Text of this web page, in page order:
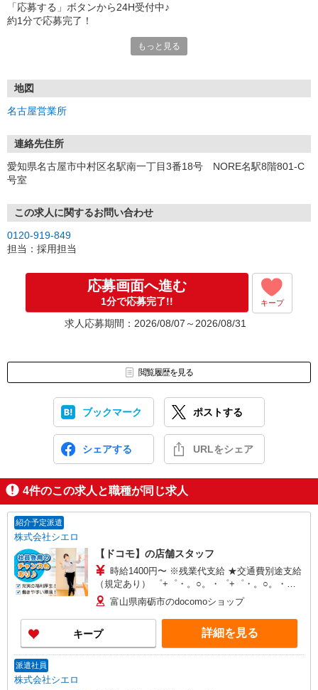
「応募する」ボタンから24H受付中♪
約1分で応募完了！
①応募から3営業日を目安に、メールorお電話でご連絡します。
★スマホでWEB面接（LINEなど）・出張面接・事務所面接と選べま
す
③面接実施（履歴書不要）
④勤務開始（スタート日は応相談）
お気軽にご応募ください♪
もっと見る
地図
名古屋営業所
連絡先住所
愛知県名古屋市中村区名駅南一丁目3番18号 NORE名駅8階801-C
号室
この求人に関するお問い合わせ
0120-919-849
担当：採用担当
応募画面へ進む
1分で応募完了!! キープ
求人応募期間：2026/08/07～2026/08/31
閲覧履歴を見る
ブックマーク ポストする
シェアする URLをシェア
4件のこの求人と職種が同じ求人
紹介予定派遣
株式会社シエロ
【ドコモ】の店舗スタッフ
時給1400円〜 ※残業代支給 ★交通費別途支給
（規定あり） ゜+゜・。○。・゜+゜・。○。・゜
+゜ 入社祝い金10万円支給(規定有) お友達を紹介
頂くと, インセンティブ支給(規定有) ★月2回払
い・週払い可能（規程有）★ ゜・。○。・゜
+゜・。○。・゜+゜
富山県南砺市のdocomoショップ
キープ 詳細を見る
派遣社員
株式会社シエロ